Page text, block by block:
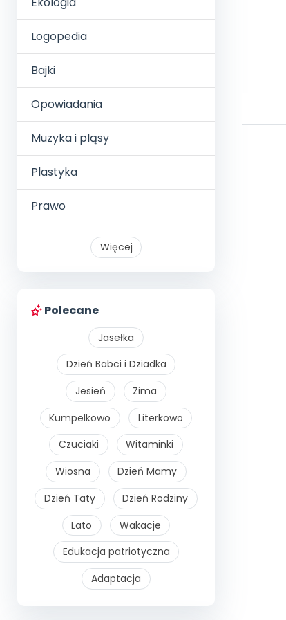
Logopedia
Bajki
Opowiadania
Muzyka i pląsy
Plastyka
Prawo
Więcej
Polecane
Jasełka
Dzień Babci i Dziadka
Jesień
Zima
Kumpelkowo
Literkowo
Czuciaki
Witaminki
Wiosna
Dzień Mamy
Dzień Taty
Dzień Rodziny
Lato
Wakacje
Edukacja patriotyczna
Adaptacja